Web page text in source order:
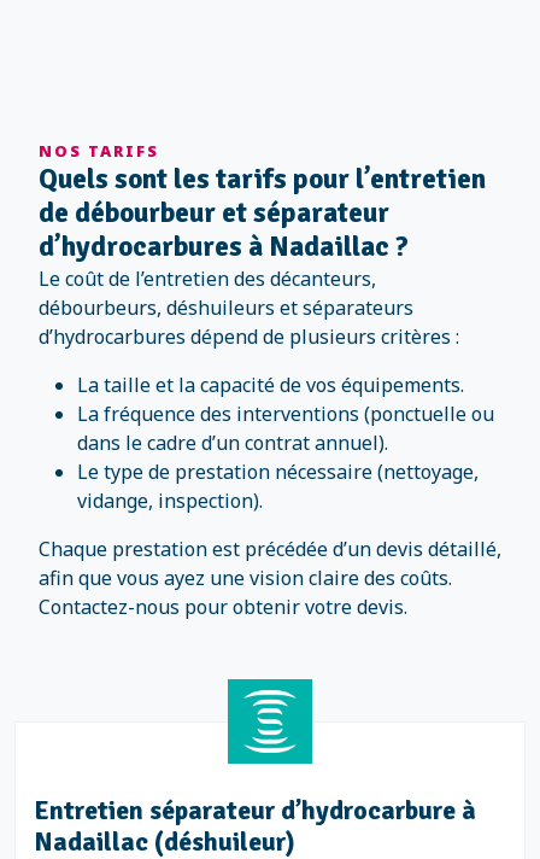
NOS TARIFS
Quels sont les tarifs pour l’entretien
de débourbeur et séparateur
d’hydrocarbures à Nadaillac ?
Le coût de l’entretien des décanteurs,
débourbeurs, déshuileurs et séparateurs
d’hydrocarbures dépend de plusieurs critères :
La taille et la capacité de vos équipements.
La fréquence des interventions (ponctuelle ou
dans le cadre d’un contrat annuel).
Le type de prestation nécessaire (nettoyage,
vidange, inspection).
Chaque prestation est précédée d’un devis détaillé,
afin que vous ayez une vision claire des coûts.
Contactez-nous pour obtenir votre devis.
Entretien séparateur d’hydrocarbure à
Nadaillac (déshuileur)